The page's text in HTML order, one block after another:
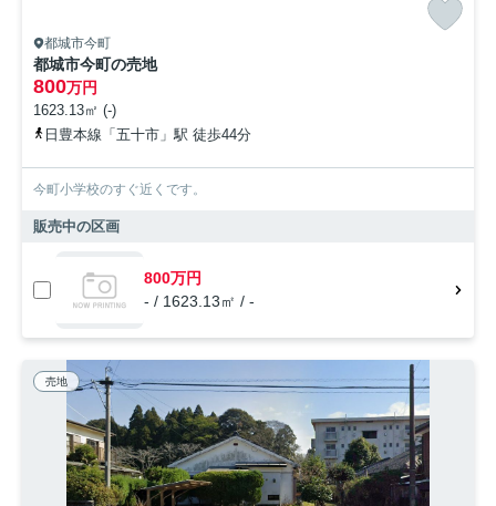
都城市今町
都城市今町の売地
800万円
1623.13㎡ (-)
日豊本線「五十市」駅 徒歩44分
今町小学校のすぐ近くです。
販売中の区画
800万円
- / 1623.13㎡ / -
売地